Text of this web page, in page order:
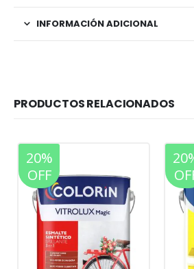
INFORMACIÓN ADICIONAL
PRODUCTOS RELACIONADOS
20%
OFF